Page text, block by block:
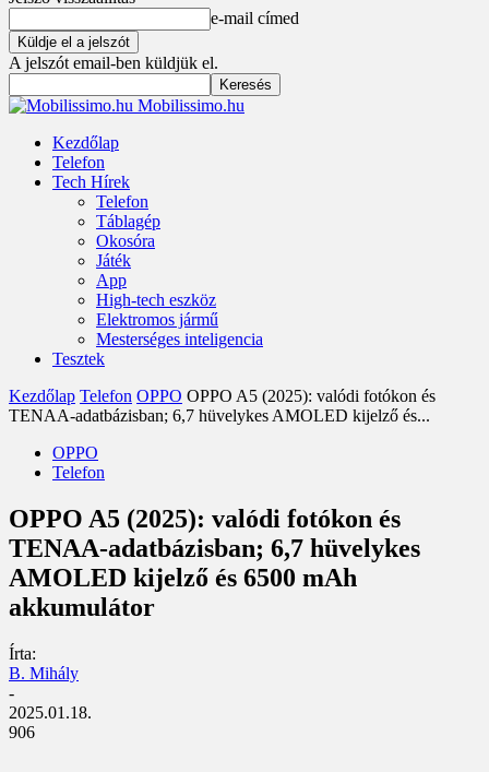
e-mail címed
A jelszót email-ben küldjük el.
Mobilissimo.hu
Kezdőlap
Telefon
Tech Hírek
Telefon
Táblagép
Okosóra
Játék
App
High-tech eszköz
Elektromos jármű
Mesterséges inteligencia
Tesztek
Kezdőlap Telefon OPPO OPPO A5 (2025): valódi fotókon és
TENAA-adatbázisban; 6,7 hüvelykes AMOLED kijelző és...
OPPO
Telefon
OPPO A5 (2025): valódi fotókon és
TENAA-adatbázisban; 6,7 hüvelykes
AMOLED kijelző és 6500 mAh
akkumulátor
Írta:
B. Mihály
-
2025.01.18.
906